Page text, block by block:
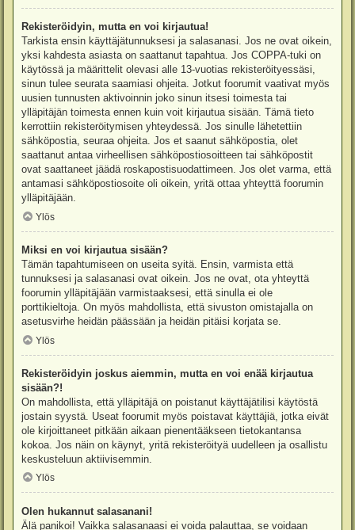
Rekisteröidyin, mutta en voi kirjautua!
Tarkista ensin käyttäjätunnuksesi ja salasanasi. Jos ne ovat oikein,
yksi kahdesta asiasta on saattanut tapahtua. Jos COPPA-tuki on
käytössä ja määrittelit olevasi alle 13-vuotias rekisteröityessäsi,
sinun tulee seurata saamiasi ohjeita. Jotkut foorumit vaativat myös
uusien tunnusten aktivoinnin joko sinun itsesi toimesta tai
ylläpitäjän toimesta ennen kuin voit kirjautua sisään. Tämä tieto
kerrottiin rekisteröitymisen yhteydessä. Jos sinulle lähetettiin
sähköpostia, seuraa ohjeita. Jos et saanut sähköpostia, olet
saattanut antaa virheellisen sähköpostiosoitteen tai sähköpostit
ovat saattaneet jäädä roskapostisuodattimeen. Jos olet varma, että
antamasi sähköpostiosoite oli oikein, yritä ottaa yhteyttä foorumin
ylläpitäjään.
Ylös
Miksi en voi kirjautua sisään?
Tämän tapahtumiseen on useita syitä. Ensin, varmista että
tunnuksesi ja salasanasi ovat oikein. Jos ne ovat, ota yhteyttä
foorumin ylläpitäjään varmistaaksesi, että sinulla ei ole
porttikieltoja. On myös mahdollista, että sivuston omistajalla on
asetusvirhe heidän päässään ja heidän pitäisi korjata se.
Ylös
Rekisteröidyin joskus aiemmin, mutta en voi enää kirjautua
sisään?!
On mahdollista, että ylläpitäjä on poistanut käyttäjätilisi käytöstä
jostain syystä. Useat foorumit myös poistavat käyttäjiä, jotka eivät
ole kirjoittaneet pitkään aikaan pienentääkseen tietokantansa
kokoa. Jos näin on käynyt, yritä rekisteröityä uudelleen ja osallistu
keskusteluun aktiivisemmin.
Ylös
Olen hukannut salasanani!
Älä panikoi! Vaikka salasanaasi ei voida palauttaa, se voidaan